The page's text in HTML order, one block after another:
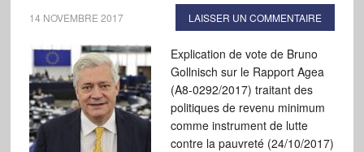
14 NOVEMBRE 2017 LAISSER UN COMMENTAIRE
Explication de vote de Bruno
Gollnisch sur le Rapport Agea
(A8-0292/2017) traitant des
politiques de revenu minimum
comme instrument de lutte
contre la pauvreté (24/10/2017)